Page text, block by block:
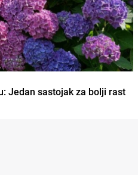
Jedan sastojak za bolji rast